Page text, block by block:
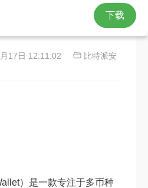
下载
货币市场参与
17日 12:11:02
比特派安
）是一款专注于多币种